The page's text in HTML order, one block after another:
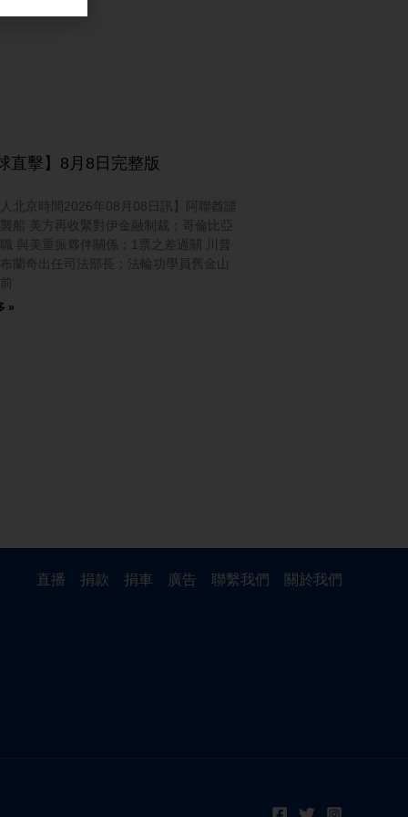
直擊】8月8日完整版
北京時間2026年08月08日訊】阿聯酋譴
船 美方再收緊對伊金融制裁；哥倫比亞
與美重振夥伴關係；1票之差過關 川普
蘭奇出任司法部長；法輪功學員舊金山
»
直播 捐款 捐車 廣告 聯繫我們 關於我們